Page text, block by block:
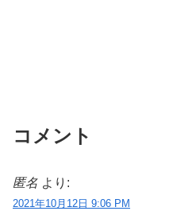
コメント
匿名 より:
2021年10月12日 9:06 PM